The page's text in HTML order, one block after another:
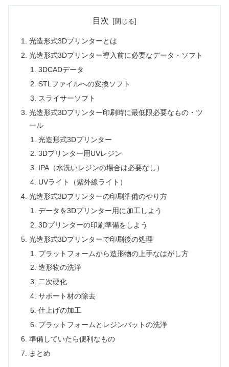
目次
光造形式3Dプリンターとは
光造形式3Dプリンター導入前に必要なデータ・ソフト
3DCADデータ
STLファイルへの変換ソフト
スライサーソフト
光造形式3Dプリンター印刷時に最低限必要なもの・ツ
ール
光造形式3Dプリンター
3Dプリンター用UVレジン
IPA（水洗いレジンの場合は必要なし）
UVライト（紫外線ライト）
光造形式3Dプリンターの印刷準備のやり方
データを3Dプリンター用に加工しよう
3Dプリンターの印刷準備をしよう
光造形式3Dプリンターで印刷後の処理
プラットフォームから造形物の上手なはがし方
造形物の洗浄
二次硬化
サポート材の除去
仕上げの加工
プラットフォームとレジンバットの洗浄
準備していたら便利なもの
まとめ